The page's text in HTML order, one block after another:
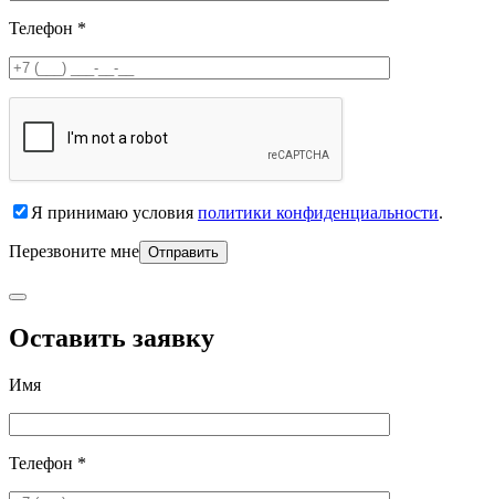
Телефон *
Я принимаю условия политики конфиденциальности.
Перезвоните мне
Оставить заявку
Имя
Телефон *